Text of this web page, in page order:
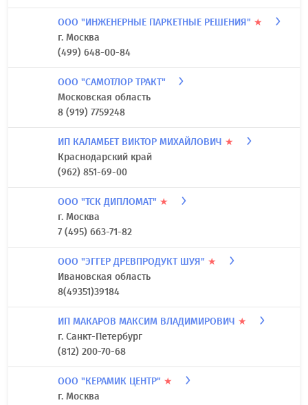
ООО "ИНЖЕНЕРНЫЕ ПАРКЕТНЫЕ РЕШЕНИЯ" ★
г. Москва
(499) 648-00-84
ООО "САМОТЛОР ТРАКТ"
Московская область
8 (919) 7759248
ИП КАЛАМБЕТ ВИКТОР МИХАЙЛОВИЧ ★
Краснодарский край
(962) 851-69-00
ООО "ТСК ДИПЛОМАТ" ★
г. Москва
7 (495) 663-71-82
ООО "ЭГГЕР ДРЕВПРОДУКТ ШУЯ" ★
Ивановская область
8(49351)39184
ИП МАКАРОВ МАКСИМ ВЛАДИМИРОВИЧ ★
г. Санкт-Петербург
(812) 200-70-68
ООО "КЕРАМИК ЦЕНТР" ★
г. Москва